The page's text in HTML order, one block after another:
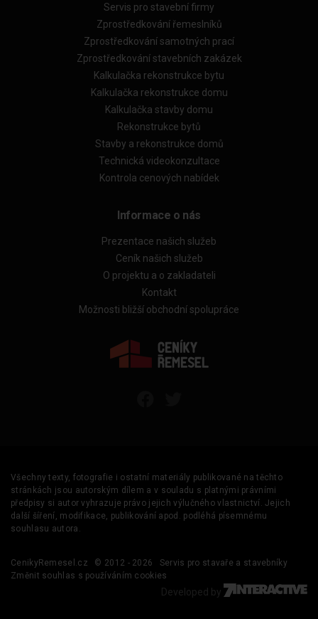
Servis pro stavební firmy
Zprostředkování řemeslníků
Zprostředkování samotných prací
Zprostředkování stavebních zakázek
Kalkulačka rekonstrukce bytu
Kalkulačka rekonstrukce domu
Kalkulačka stavby domu
Rekonstrukce bytů
Stavby a rekonstrukce domů
Technická videokonzultace
Kontrola cenových nabídek
Informace o nás
Prezentace našich služeb
Ceník našich služeb
O projektu a o zakladateli
Kontakt
Možnosti bližší obchodní spolupráce
Všechny texty, fotografie i ostatní materiály publikované na těchto
stránkách jsou autorským dílem a v souladu s platnými právními
předpisy si autor vyhrazuje právo jejich výlučného vlastnictví. Jejich
další šíření, modifikace, publikování apod. podléhá písemnému
souhlasu autora.
CenikyRemesel.cz © 2012 - 2026
Servis pro stavaře a stavebníky
Změnit souhlas s používáním cookies
Developed by